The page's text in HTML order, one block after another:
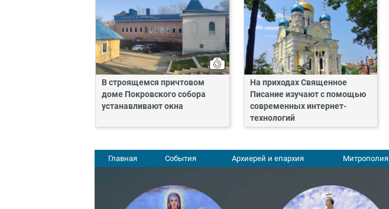
В строящемся причтовом
доме Покровского собора
устанавливают окна
На приходах Священное
Писание изучают с помощью
современных интернет-
технологий
Главная События Архиерей и епархия Митрополия